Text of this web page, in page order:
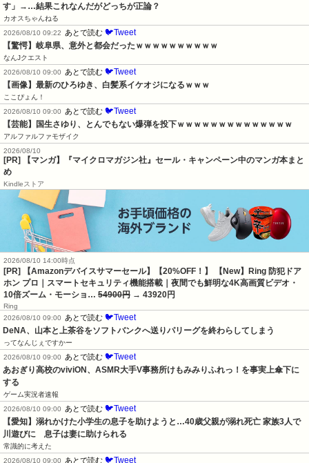
す」→…結果これなんだがどっちが正論？
カオスちゃんねる
2026/08/10 09:22
あとで読む 🐦Tweet
【驚愕】岐阜県、意外と都会だったｗｗｗｗｗｗｗｗｗｗ
なんJクエスト
2026/08/10 09:00
あとで読む 🐦Tweet
【画像】最新のひろゆき、白髪系イケオジになるｗｗｗ
ここぴょん！
2026/08/10 09:00
あとで読む 🐦Tweet
【芸能】国生さゆり、とんでもない爆弾を投下ｗｗｗｗｗｗｗｗｗｗｗｗｗｗ
アルファルファモザイク
2026/08/10
[PR] 【マンガ】『マイクロマガジン社』セール・キャンペーン中のマンガ本まと
め
Kindleストア
2026/08/10 14:00時点
[PR] 【Amazonデバイスサマーセール】【20%OFF！】 【New】Ring 防犯ドア
ホン プロ｜スマートセキュリティ機能搭載｜夜間でも鮮明な4K高画質ビデオ・
10倍ズーム・モーショ… 54900円 → 43920円
Ring
2026/08/10 09:00
あとで読む 🐦Tweet
DeNA、山本と上茶谷をソフトバンクへ送りパリーグを終わらしてしまう
ってなんじぇですかー
2026/08/10 09:00
あとで読む 🐦Tweet
あおぎり高校のviviON、ASMR大手V事務所けもみみりふれっ！を事実上傘下に
する
ゲーム実況者速報
2026/08/10 09:00
あとで読む 🐦Tweet
【愛知】溺れかけた小学生の息子を助けようと…40歳父親が溺れ死亡 家族3人で
川遊びに　息子は妻に助けられる
常識的に考えた
2026/08/10 09:00
あとで読む 🐦Tweet